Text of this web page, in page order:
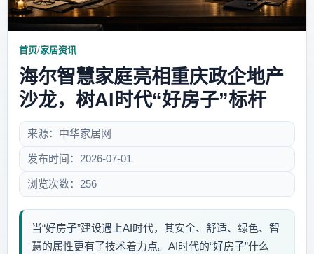
家装攻略 创意家居
首页/家居资讯
海尔智慧家庭亮相重庆政企地产
沙龙，树AI时代“好房子”标杆
来源：中华家居网
发布时间：2026-07-01
浏览次数：256
当“好房子”建设遇上AI时代，其安全、舒适、绿色、智
慧的属性更有了技术着力点。AI时代的“好房子”什么